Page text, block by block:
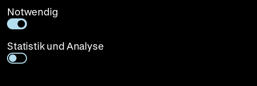
Notwendig
Statistik und Analyse